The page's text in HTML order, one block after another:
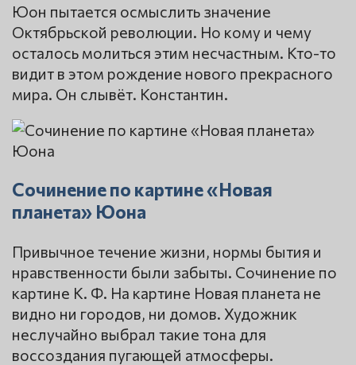
Юон пытается осмыслить значение
Октябрьской революции. Но кому и чему
осталось молиться этим несчастным. Кто-то
видит в этом рождение нового прекрасного
мира. Он слывёт. Константин.
Сочинение по картине «Новая
планета» Юона
Привычное течение жизни, нормы бытия и
нравственности были забыты. Сочинение по
картине К. Ф. На картине Новая планета не
видно ни городов, ни домов. Художник
неслучайно выбрал такие тона для
воссоздания пугающей атмосферы.